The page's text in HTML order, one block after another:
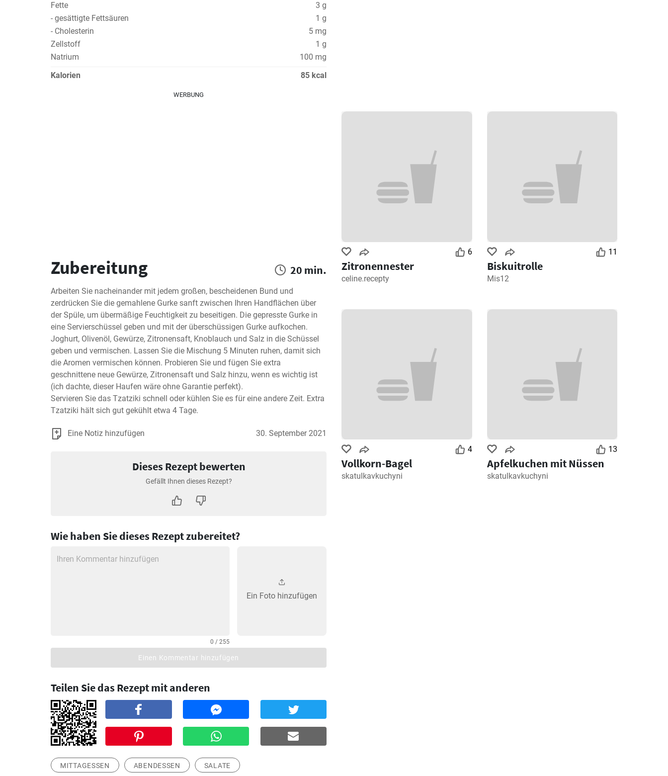
Fette
3 g
- gesättigte Fettsäuren
1 g
- Cholesterin
5 mg
Zellstoff
1 g
Natrium
100 mg
Kalorien
85 kcal
WERBUNG
Zubereitung 20 min.
Arbeiten Sie nacheinander mit jedem großen, bescheidenen Bund und
zerdrücken Sie die gemahlene Gurke sanft zwischen Ihren Handflächen über
der Spüle, um übermäßige Feuchtigkeit zu beseitigen. Die gepresste Gurke in
eine Servierschüssel geben und mit der überschüssigen Gurke aufkochen.
Joghurt, Olivenöl, Gewürze, Zitronensaft, Knoblauch und Salz in die Schüssel
geben und vermischen. Lassen Sie die Mischung 5 Minuten ruhen, damit sich
die Aromen vermischen können. Probieren Sie und fügen Sie extra
geschnittene neue Gewürze, Zitronensaft und Salz hinzu, wenn es wichtig ist
(ich dachte, dieser Haufen wäre ohne Garantie perfekt).
Servieren Sie das Tzatziki schnell oder kühlen Sie es für eine andere Zeit. Extra
Tzatziki hält sich gut gekühlt etwa 4 Tage.
Eine Notiz hinzufügen 30. September 2021
Dieses Rezept bewerten
Gefällt Ihnen dieses Rezept?
Wie haben Sie dieses Rezept zubereitet?
0 / 255
Ein Foto hinzufügen
Einen Kommentar hinzufügen
Teilen Sie das Rezept mit anderen
MITTAGESSEN ABENDESSEN SALATE
6
Zitronennester
celine.recepty
11
Biskuitrolle
Mis12
4
Vollkorn-Bagel
skatulkavkuchyni
13
Apfelkuchen mit Nüssen
skatulkavkuchyni